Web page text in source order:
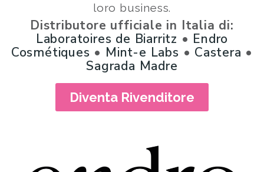
loro business.
Distributore ufficiale in Italia di:
Laboratoires de Biarritz • Endro
Cosmétiques • Mint-e Labs • Castera •
Sagrada Madre
Diventa Rivenditore